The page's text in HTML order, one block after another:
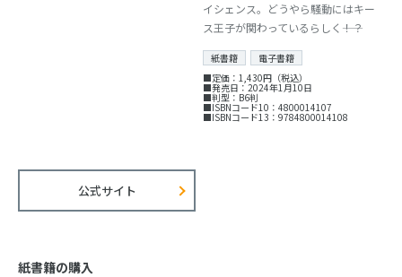
イシェンス。どうやら騒動にはキー
ス王子が関わっているらしく――！？
紙書籍
電子書籍
■定価：1,430円（税込）
■発売日：2024年1月10日
■判型：B6判
■ISBNコード10：4800014107
■ISBNコード13：9784800014108
公式サイト
紙書籍の購入